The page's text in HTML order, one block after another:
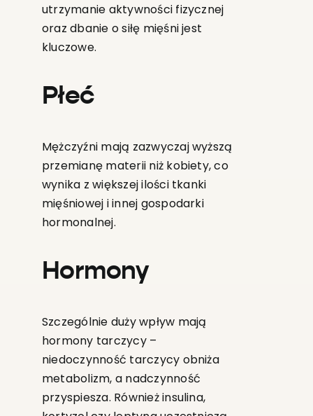
utrzymanie aktywności fizycznej
oraz dbanie o siłę mięśni jest
kluczowe.
Płeć
Mężczyźni mają zazwyczaj wyższą
przemianę materii niż kobiety, co
wynika z większej ilości tkanki
mięśniowej i innej gospodarki
hormonalnej.
Hormony
Szczególnie duży wpływ mają
hormony tarczycy –
niedoczynność tarczycy obniża
metabolizm, a nadczynność
przyspiesza. Również insulina,